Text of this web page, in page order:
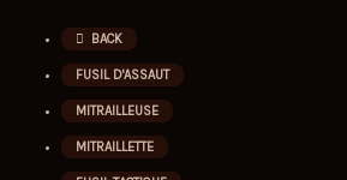
BACK
FUSIL D'ASSAUT
MITRAILLEUSE
MITRAILLETTE